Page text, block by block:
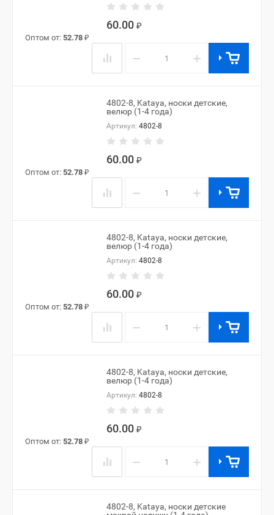
60.00 ₽
Оптом от: 52.78 ₽
− +
4802-8, Kataya, носки детские,
велюр (1-4 года)
Артикул: 4802-8
60.00 ₽
Оптом от: 52.78 ₽
− +
4802-8, Kataya, носки детские,
велюр (1-4 года)
Артикул: 4802-8
60.00 ₽
Оптом от: 52.78 ₽
− +
4802-8, Kataya, носки детские,
велюр (1-4 года)
Артикул: 4802-8
60.00 ₽
Оптом от: 52.78 ₽
− +
4802-8, Kataya, носки детские